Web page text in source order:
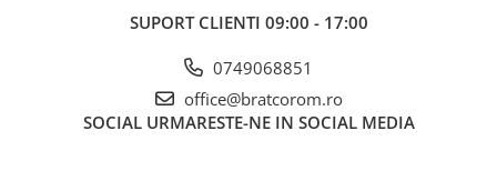
Solutii profesionale pentru
SUPORT CLIENTI 09:00 - 17:00
0749068851
office@bratcorom.ro
SOCIAL URMARESTE-NE IN SOCIAL MEDIA